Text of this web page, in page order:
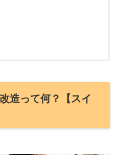
造って何？【スイ